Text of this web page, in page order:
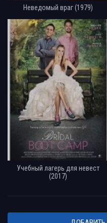
Неведомый враг (1979)
Учебный лагерь для невест
(2017)